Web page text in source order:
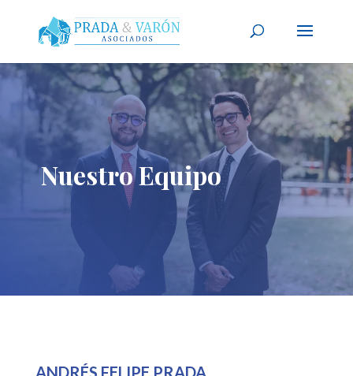
Nuestro Equipo
ANDRÉS FELIPE PRADA